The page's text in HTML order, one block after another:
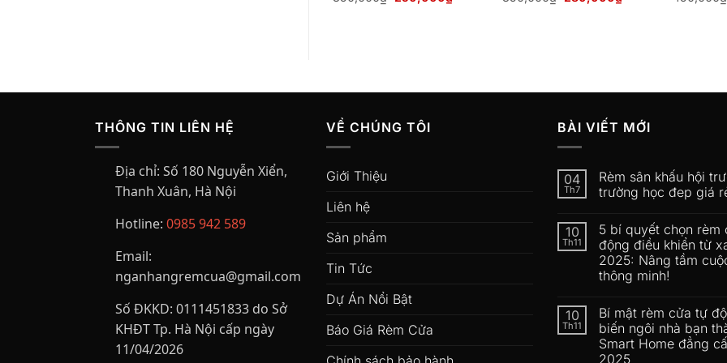
hiện
hiện
THÔNG TIN LIÊN HỆ
Địa chỉ: Số 180 Nguyễn Xiển,
Thanh Xuân, Hà Nội
Hotline: 0985 942 589
Email:
nganhangremcua@gmail.com
Số ĐKKD: 0111451833 do Sở
KHĐT Tp. Hà Nội cấp ngày
11/04/2026
VỀ CHÚNG TÔI
Giới Thiệu
Liên hệ
Sản phẩm
Tin Tức
Dự Án Nổi Bật
Báo Giá Rèm Cửa
BÀI VIẾT MỚI
04
Th7
Rèm sân khấu hội
trường học đep giá
10
Th11
5 bí quyết chọn rèm
động điều khiển từ
2025: Nâng tầm
thông minh!
10
Th11
Bí mật rèm cửa tự
biến ngôi nhà bạn
Smart Home đẳng
2025